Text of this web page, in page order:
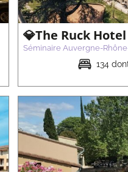
💎The Ruck Hotel
Séminaire Auvergne-
134
💎Les